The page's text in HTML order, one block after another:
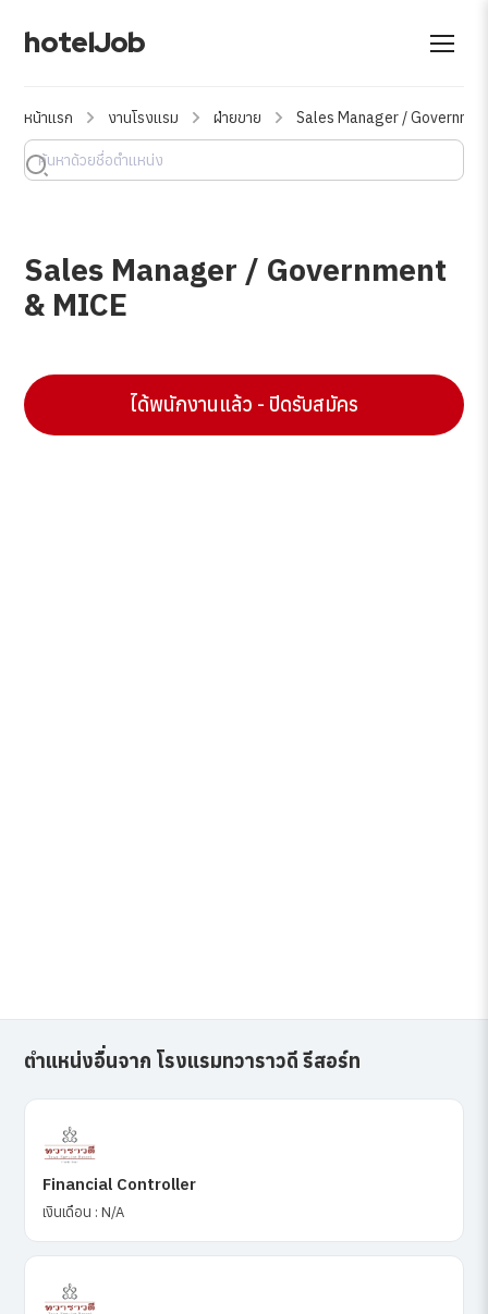
hotelJob
หน้าแรก งานโรงแรม ฝ่ายขาย Sales Manager /
Sales Manager / Government
& MICE
ได้พนักงานแล้ว - ปิดรับสมัคร
ตำแหน่งอื่นจาก โรงแรมทวาราวดี รีสอร์ท
Financial Controller
เงินเดือน : N/A